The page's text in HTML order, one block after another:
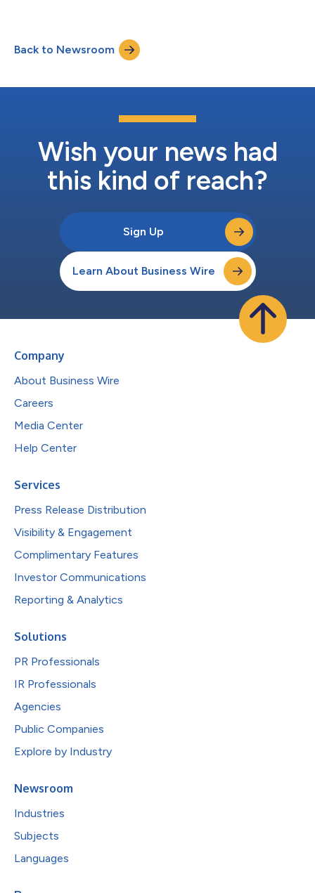
力。 精神病性障碍给患者带来巨大的个人负担，且与预期寿命缩
短相关。精神病并非立即发作，通常是在经历了一段早期、隐匿的
症状期后才显现。处于这一阶段的个体被归类为“高风险精神病性
性治疗窗口期。然而，尽管用于检测CHR-P的诊断工具已相当成
患者发展为完全性精神病的风险，这凸显了开发新型干预措施的紧
迫性。 这项随机对照试验（RCT）将招募50名CHR-P患者（年龄
期间将使用“高风险精神状态综合评估”（CAARMS）量表持续监测
症状严...
Back to Newsroom
Wish your news had
this kind of reach?
Sign Up
Learn About Business Wire
Company
About Business Wire
Careers
Media Center
Help Center
Services
Press Release Distribution
Visibility & Engagement
Complimentary Features
Investor Communications
Reporting & Analytics
Solutions
PR Professionals
IR Professionals
Agencies
Public Companies
Explore by Industry
Newsroom
Industries
Subjects
Languages